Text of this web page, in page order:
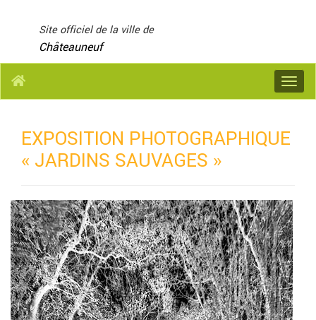
Site officiel de la ville de
Châteauneuf
Menu
EXPOSITION PHOTOGRAPHIQUE
« JARDINS SAUVAGES »